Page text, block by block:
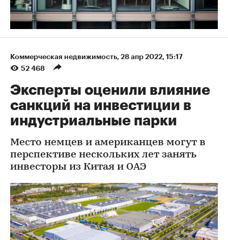
Коммерческая недвижимость 28 апр 2022, 15:17
52 468
Эксперты оценили влияние
санкций на инвестиции в
индустриальные парки
Место немцев и американцев могут в
перспективе нескольких лет занять
инвесторы из Китая и ОАЭ